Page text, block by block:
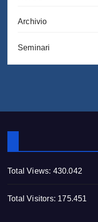
Archivio
Seminari
Total Views: 430.042
Total Visitors: 175.451